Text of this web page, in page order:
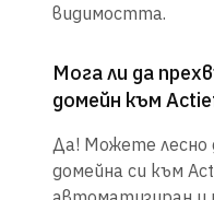
видимостта.
Мога ли да
домейн към
Да! Можете лесно
домейна си към